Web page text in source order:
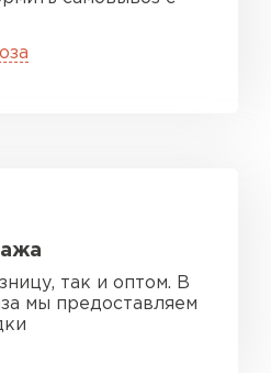
так и оптом. В
мы предоставляем